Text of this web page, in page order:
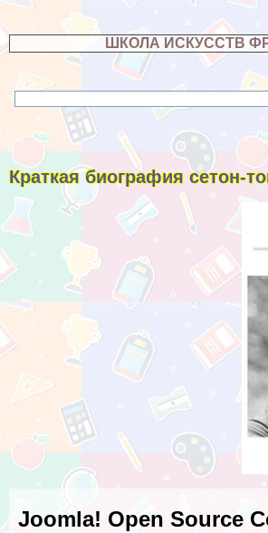
ШКОЛА ИСКУССТВ
Краткая биография сетон-
Joomla! Open Source